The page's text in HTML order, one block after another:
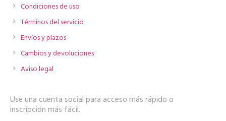
Condiciones de uso
Términos del servicio
Envíos y plazos
Cambios y devoluciones
Aviso legal
Use una cuenta social para acceso más rápido o
inscripción más fácil.